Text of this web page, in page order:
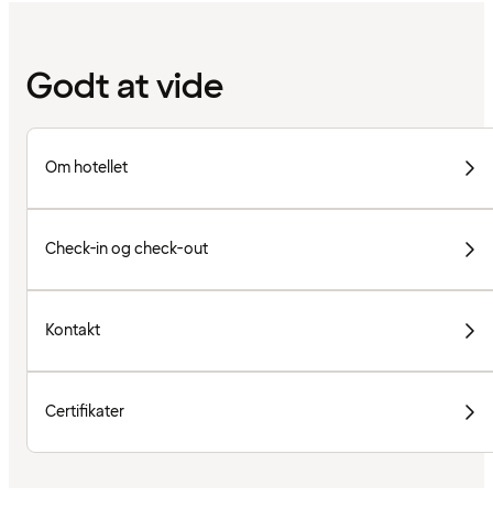
Godt at vide
Om hotellet
Check-in og check-out
Kontakt
Certifikater